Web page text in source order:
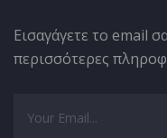
Εισαγάγετε το email
περισσότερες